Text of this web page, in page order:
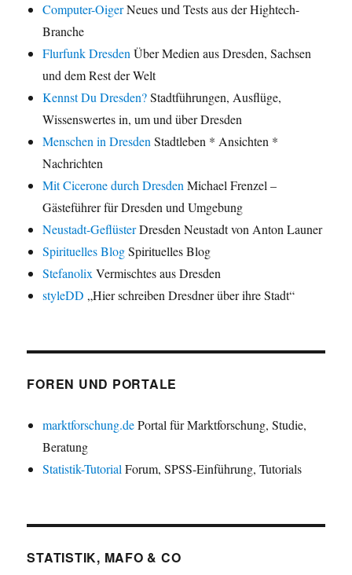
Computer-OigerNeues und Tests aus der Hightech-
Branche
Flurfunk Dresden Über Medien aus Dresden, Sachsen
und dem Rest der Welt
Kennst Du Dresden?Stadtführungen, Ausflüge,
Wissenswertes in, um und über Dresden
Menschen in Dresden Stadtleben * Ansichten *
Nachrichten
Mit Cicerone durch Dresden Michael Frenzel –
Gästeführer für Dresden und Umgebung
Neustadt-GeflüsterDresden Neustadt von Anton Launer
Spirituelles BlogSpirituelles Blog
Stefanolix Vermischtes aus Dresden
styleDD „Hier schreiben Dresdner über ihre Stadt“
FOREN UND PORTALE
marktforschung.dePortal für Marktforschung, Studie,
Beratung
Statistik-Tutorial Forum, SPSS-Einführung, Tutorials
STATISTIK, MAFO & CO